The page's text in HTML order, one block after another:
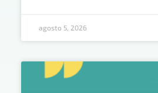
agosto 5, 2026